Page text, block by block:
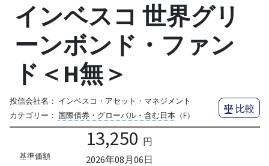
インベスコ 世界グリ
ーンボンド・ファン
ド＜H無＞
投信会社名： インベスコ・アセット・マネジメント
カテゴリー： 国際債券・グローバル・含む日本（F）
比較
基準価額
13,250 円
2026年08月06日